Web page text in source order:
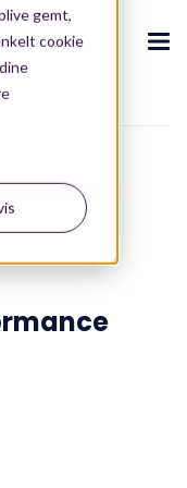
gemt,
cookie